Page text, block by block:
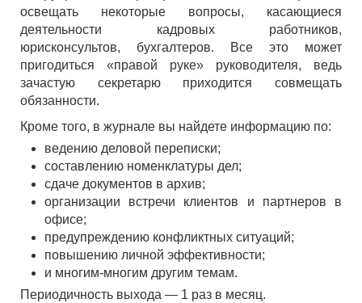
освещать некоторые вопросы, касающиеся
деятельности кадровых работников,
юрисконсультов, бухгалтеров. Все это может
пригодиться «правой руке» руководителя, ведь
зачастую секретарю приходится совмещать
обязанности.
Кроме того, в журнале вы найдете информацию по:
ведению деловой переписки;
составлению номенклатуры дел;
сдаче документов в архив;
организации встречи клиентов и партнеров в
офисе;
предупреждению конфликтных ситуаций;
повышению личной эффективности;
и многим-многим другим темам.
Периодичность выхода — 1 раз в месяц.